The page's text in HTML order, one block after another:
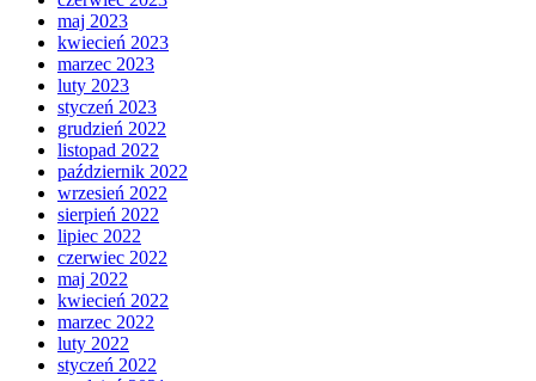
maj 2023
kwiecień 2023
marzec 2023
luty 2023
styczeń 2023
grudzień 2022
listopad 2022
październik 2022
wrzesień 2022
sierpień 2022
lipiec 2022
czerwiec 2022
maj 2022
kwiecień 2022
marzec 2022
luty 2022
styczeń 2022